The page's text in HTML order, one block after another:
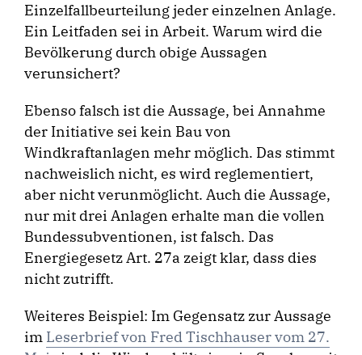
Einzelfallbeurteilung jeder einzelnen Anlage.
Ein Leitfaden sei in Arbeit. Warum wird die
Bevölkerung durch obige Aussagen
verunsichert?
Ebenso falsch ist die Aussage, bei Annahme
der Initiative sei kein Bau von
Windkraftanlagen mehr möglich. Das stimmt
nachweislich nicht, es wird reglementiert,
aber nicht verunmöglicht. Auch die Aussage,
nur mit drei Anlagen erhalte man die vollen
Bundessubventionen, ist falsch. Das
Energiegesetz Art. 27a zeigt klar, dass dies
nicht zutrifft.
Weiteres Beispiel: Im Gegensatz zur Aussage
im Leserbrief von Fred Tischhauser vom 27.